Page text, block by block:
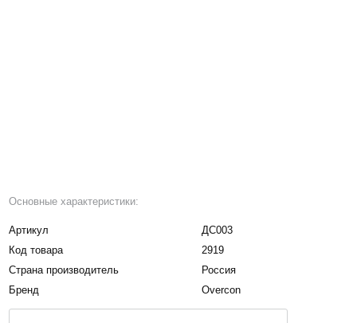
Основные характеристики:
Артикул
ДС003
Код товара
2919
Страна производитель
Россия
Бренд
Overcon